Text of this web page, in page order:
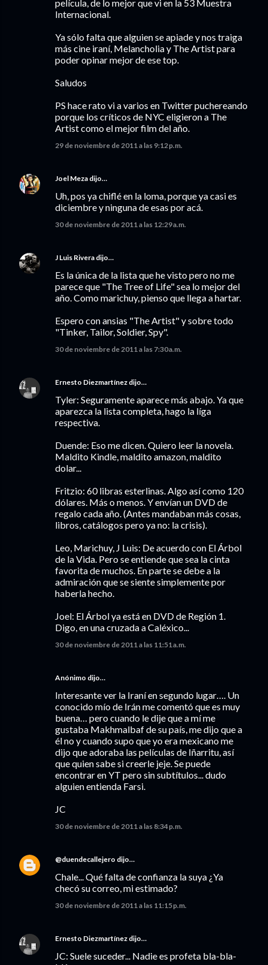
película, de lo mejor que vi en la 53 Muestra
Internacional.
Ya sólo falta que alguien se apiade y nos traiga
más cine iraní, Melancholia y The Artist para
poder opinar mejor de ese top.
Saludos
PS hace rato vi a varios en Twitter puchereando
porque los críticos de NYC eligieron a The
Artist como el mejor film del año.
29 de noviembre de 2011 a las 9:12 p.m.
Joel Meza dijo…
Uh, pos ya chiflé en la loma, porque ya casi es
diciembre y ninguna de esas por acá.
30 de noviembre de 2011 a las 12:29 a.m.
J Luis Rivera dijo…
Es la única de la lista que he visto pero no me
parece que "The Tree of Life" sea lo mejor del
año. Como marichuy, pienso que llega a hartar.
Espero con ansias "The Artist" y sobre todo
"Tinker, Tailor, Soldier, Spy".
30 de noviembre de 2011 a las 7:30 a.m.
Ernesto Diezmartínez dijo…
Tyler: Seguramente aparece más abajo. Ya que
aparezca la lista completa, hago la líga
respectiva.
Duende: Eso me dicen. Quiero leer la novela.
Maldito Kindle, maldito amazon, maldito
dolar...
Fritzio: 60 libras esterlinas. Algo así como 120
dólares. Más o menos. Y envían un DVD de
regalo cada año. (Antes mandaban más cosas,
libros, catálogos pero ya no: la crisis).
Leo, Marichuy, J Luis: De acuerdo con El Árbol
de la Vida. Pero se entiende que sea la cinta
favorita de muchos. En parte se debe a la
admiración que se siente simplemente por
haberla hecho.
Joel: El Árbol ya está en DVD de Región 1.
Digo, en una cruzada a Caléxico...
30 de noviembre de 2011 a las 11:51 a.m.
Anónimo dijo…
Interesante ver la Iraní en segundo lugar…. Un
conocido mío de Irán me comentó que es muy
buena… pero cuando le dije que a mí me
gustaba Makhmalbaf de su país, me dijo que a
él no y cuando supo que yo era mexicano me
dijo que adoraba las películas de Iñarritu, así
que quien sabe si creerle jeje. Se puede
encontrar en YT pero sin subtítulos... dudo
alguien entienda Farsi.
JC
30 de noviembre de 2011 a las 8:34 p.m.
@duendecallejero dijo…
Chale... Qué falta de confianza la suya ¿Ya
checó su correo, mi estimado?
30 de noviembre de 2011 a las 11:15 p.m.
Ernesto Diezmartínez dijo…
JC: Suele suceder... Nadie es profeta bla-bla-